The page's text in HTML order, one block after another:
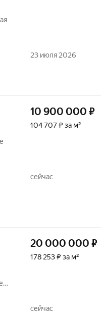
23 июля 2026
10 900 000 ₽
104 707 ₽ за м²
сейчас
20 000 000 ₽
178 253 ₽ за м²
сейчас